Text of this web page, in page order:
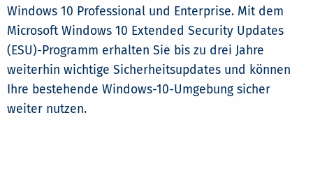
Windows 10 Professional und Enterprise. Mit dem
Microsoft Windows 10 Extended Security Updates
(ESU)-Programm erhalten Sie bis zu drei Jahre
weiterhin wichtige Sicherheitsupdates und können
Ihre bestehende Windows-10-Umgebung sicher
weiter nutzen.